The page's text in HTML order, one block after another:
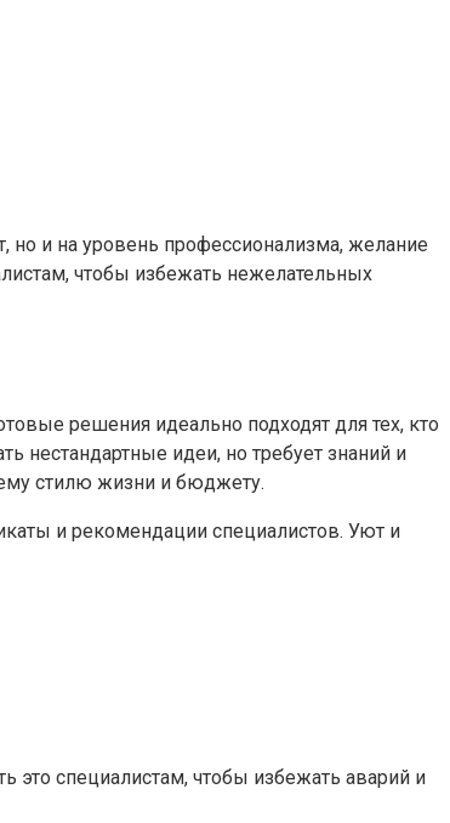
и на уровень профессионализма, желание
чтобы избежать нежелательных
решения идеально подходят для тех, кто
нестандартные идеи, но требует знаний и
стилю жизни и бюджету.
и рекомендации специалистов. Уют и
это специалистам, чтобы избежать аварий и